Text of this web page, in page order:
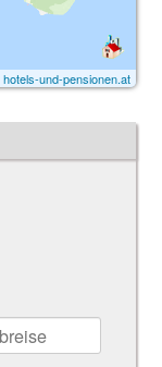
hotels-und-pensionen.at